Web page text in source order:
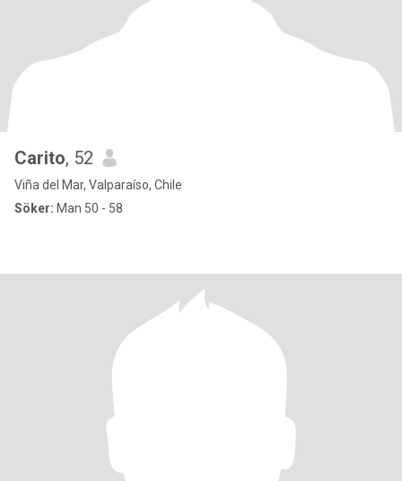
Carito, 52
Viña del Mar, Valparaíso, Chile
Söker: Man 50 - 58